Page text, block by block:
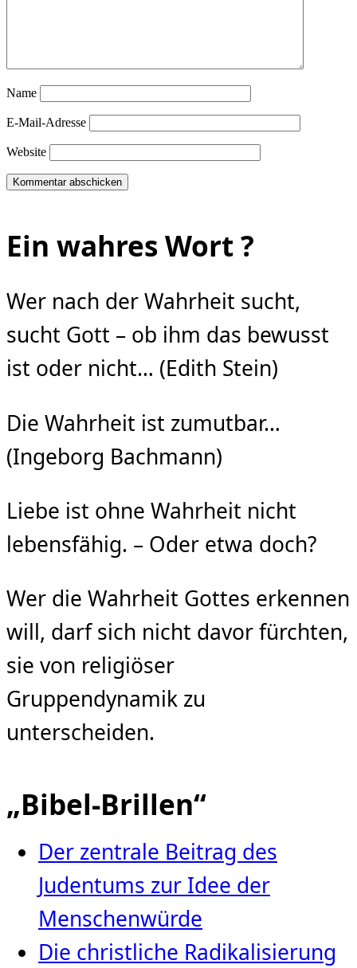
Name
E-Mail-Adresse
Website
Ein wahres Wort ?
Wer nach der Wahrheit sucht,
sucht Gott – ob ihm das bewusst
ist oder nicht… (Edith Stein)
Die Wahrheit ist zumutbar…
(Ingeborg Bachmann)
Liebe ist ohne Wahrheit nicht
lebensfähig. – Oder etwa doch?
Wer die Wahrheit Gottes erkennen
will, darf sich nicht davor fürchten,
sie von religiöser
Gruppendynamik zu
unterscheiden.
„Bibel-Brillen“
Der zentrale Beitrag des
Judentums zur Idee der
Menschenwürde
Die christliche Radikalisierung